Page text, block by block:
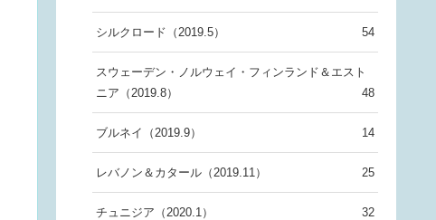
シルクロード（2019.5） 54
スウェーデン・ノルウェイ・フィンランド＆エスト
ニア（2019.8）
48
ブルネイ（2019.9） 14
レバノン＆カタール（2019.11） 25
チュニジア（2020.1） 32